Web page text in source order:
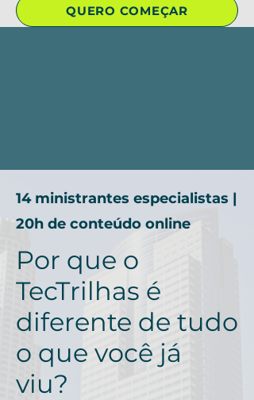
QUERO COMEÇAR
14 ministrantes especialistas |
20h de conteúdo online
Por que o
TecTrilhas é
diferente de tudo
o que você já
viu?